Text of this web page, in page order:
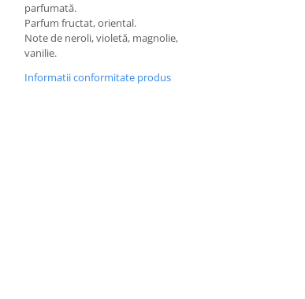
parfumată.
Parfum fructat, oriental.
Note de neroli, violetă, magnolie,
vanilie.
Informatii conformitate produs